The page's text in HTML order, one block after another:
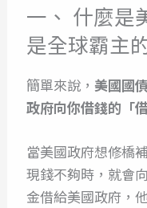
一、 什麼是
是全球霸主
簡單來說，美國國
政府向你借錢的「
當美國政府想修橋
現錢不夠時，就會
金借給美國政府，